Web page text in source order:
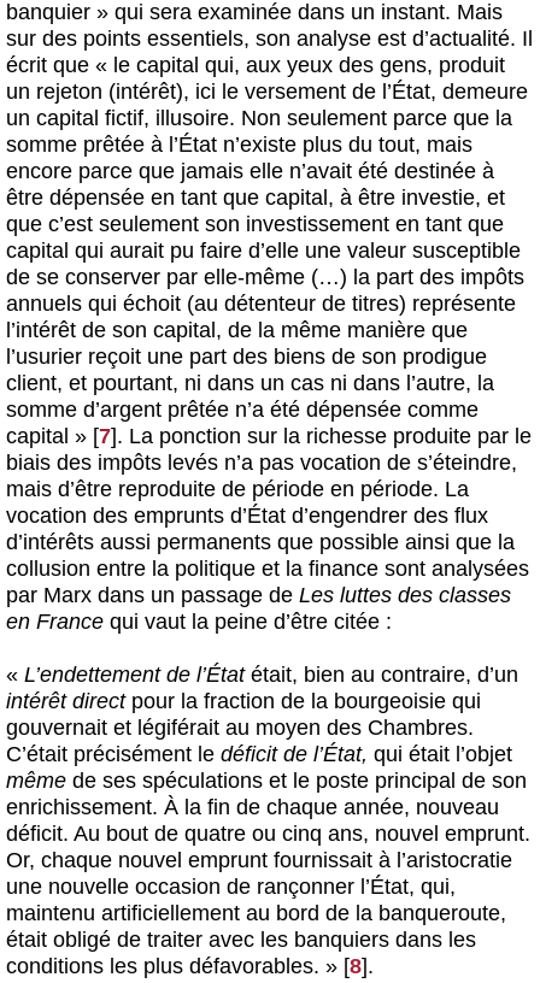
banquier » qui sera examinée dans un instant. Mais
sur des points essentiels, son analyse est d’actualité. Il
écrit que « le capital qui, aux yeux des gens, produit
un rejeton (intérêt), ici le versement de l’État, demeure
un capital fictif, illusoire. Non seulement parce que la
somme prêtée à l’État n’existe plus du tout, mais
encore parce que jamais elle n’avait été destinée à
être dépensée en tant que capital, à être investie, et
que c’est seulement son investissement en tant que
capital qui aurait pu faire d’elle une valeur susceptible
de se conserver par elle-même (…) la part des impôts
annuels qui échoit (au détenteur de titres) représente
l’intérêt de son capital, de la même manière que
l’usurier reçoit une part des biens de son prodigue
client, et pourtant, ni dans un cas ni dans l’autre, la
somme d’argent prêtée n’a été dépensée comme
capital » [7]. La ponction sur la richesse produite par le
biais des impôts levés n’a pas vocation de s’éteindre,
mais d’être reproduite de période en période. La
vocation des emprunts d’État d’engendrer des flux
d’intérêts aussi permanents que possible ainsi que la
collusion entre la politique et la finance sont analysées
par Marx dans un passage de Les luttes des classes
en France qui vaut la peine d’être citée :
« L’endettement de l’État était, bien au contraire, d’un
intérêt direct pour la fraction de la bourgeoisie qui
gouvernait et légiférait au moyen des Chambres.
C’était précisément le déficit de l’État, qui était l’objet
même de ses spéculations et le poste principal de son
enrichissement. À la fin de chaque année, nouveau
déficit. Au bout de quatre ou cinq ans, nouvel emprunt.
Or, chaque nouvel emprunt fournissait à l’aristocratie
une nouvelle occasion de rançonner l’État, qui,
maintenu artificiellement au bord de la banqueroute,
était obligé de traiter avec les banquiers dans les
conditions les plus défavorables. » [8].